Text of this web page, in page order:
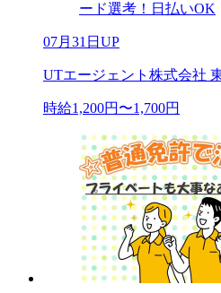
ード選考！日払いOK
07月31日UP
UTエージェント株式会社
時給1,200円〜1,700円